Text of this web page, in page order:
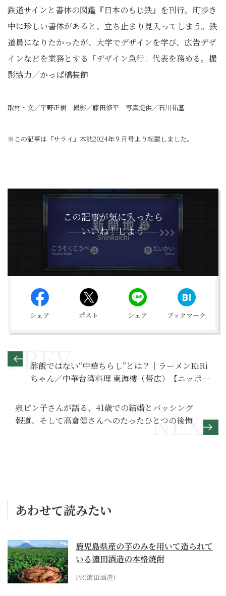
鉄道サインと書体の図鑑『日本のもじ鉄』を刊行。町歩き
中に珍しい書体があると、立ち止まり見入ってしまう。鉄
道員になりたかったが、大学でデザインを学び、広告デザ
インなどを業務とする「デザイン急行」代表を務める。撮
影協力／かっぱ橋装飾
取材・文／宇野正樹 撮影／藤田修平 写真提供／石川祐基
※この記事は『サライ』本誌2024年９月号より転載しました。
この記事が気に入ったら
いいね！しよう
シェア ポスト シェア ブックマーク
酢飯ではない“中華ちらし”とは？｜ラーメンKiRi
ちゃん／中華台湾料理 東海樓（帯広）【ニッポン
の町中華】
泉ピン子さんが語る、41歳での結婚とバッシング
報道、そして高倉健さんへのたったひとつの後悔
あわせて読みたい
鹿児島県産の芋のみを用いて造られて
いる濵田酒造の本格焼酎
PR(濵田酒造)